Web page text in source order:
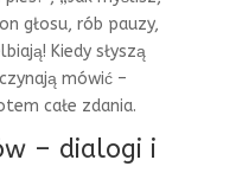
głosu, rób pauzy,
Kiedy słyszą
mówić –
całe zdania.
– dialogi i